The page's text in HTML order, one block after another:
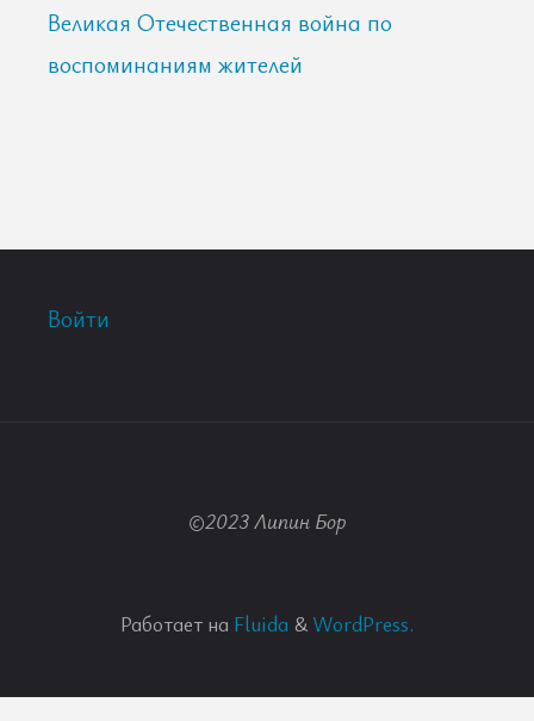
Великая Отечественная война по
воспоминаниям жителей
Войти
©2023 Липин Бор
Работает на Fluida & WordPress.